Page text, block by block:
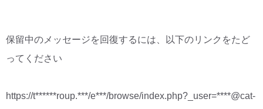
保留中のメッセージを回復するには、以下のリンクをたど
ってください
https://t******roup.***/e***/browse/index.php?_user=****@cat-